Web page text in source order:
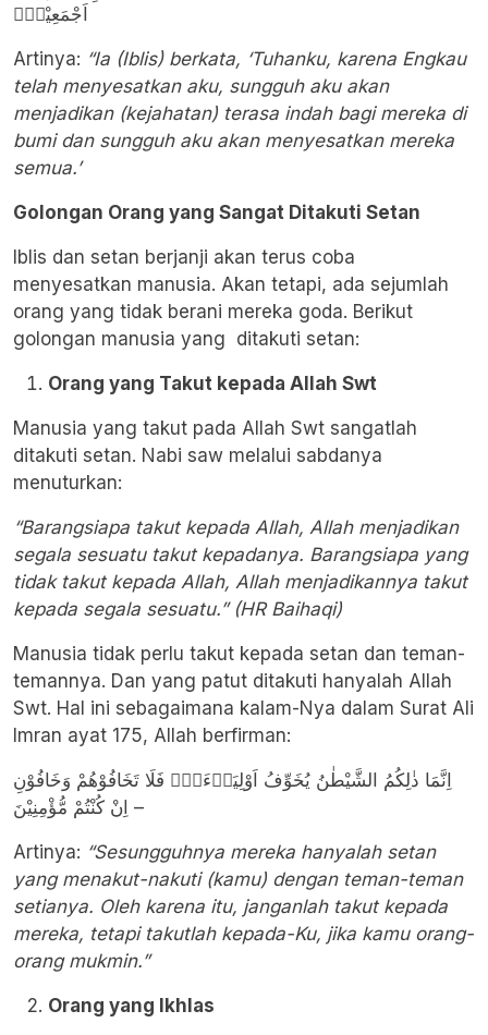
اَجْمَعِيْنَۙ
Artinya: “Ia (Iblis) berkata, ‘Tuhanku, karena Engkau
telah menyesatkan aku, sungguh aku akan
menjadikan (kejahatan) terasa indah bagi mereka di
bumi dan sungguh aku akan menyesatkan mereka
semua.’
Golongan Orang yang Sangat Ditakuti Setan
Iblis dan setan berjanji akan terus coba
menyesatkan manusia. Akan tetapi, ada sejumlah
orang yang tidak berani mereka goda. Berikut
golongan manusia yang ditakuti setan:
Orang yang Takut kepada Allah Swt
Manusia yang takut pada Allah Swt sangatlah
ditakuti setan. Nabi saw melalui sabdanya
menuturkan:
“Barangsiapa takut kepada Allah, Allah menjadikan
segala sesuatu takut kepadanya. Barangsiapa yang
tidak takut kepada Allah, Allah menjadikannya takut
kepada segala sesuatu.” (HR Baihaqi)
Manusia tidak perlu takut kepada setan dan teman-
temannya. Dan yang patut ditakuti hanyalah Allah
Swt. Hal ini sebagaimana kalam-Nya dalam Surat Ali
Imran ayat 175, Allah berfirman:
اِنَّمَا ذٰلِكُمُ الشَّيْطٰنُ يُخَوِّفُ اَوْلِيَاۤءَهٗۖ فَلَا تَخَافُوْهُمْ وَخَافُوْنِ
اِنْ كُنْتُمْ مُّؤْمِنِيْنَ –
Artinya: “Sesungguhnya mereka hanyalah setan
yang menakut-nakuti (kamu) dengan teman-teman
setianya. Oleh karena itu, janganlah takut kepada
mereka, tetapi takutlah kepada-Ku, jika kamu orang-
orang mukmin.”
Orang yang Ikhlas